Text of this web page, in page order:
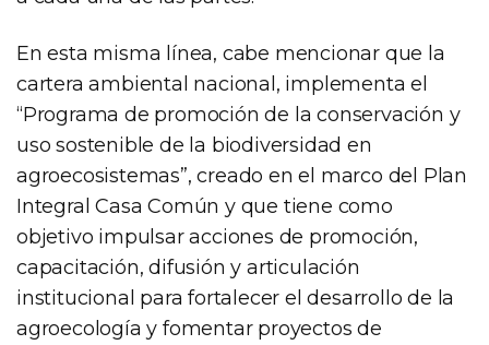
En esta misma línea, cabe mencionar que la
cartera ambiental nacional, implementa el
“Programa de promoción de la conservación y
uso sostenible de la biodiversidad en
agroecosistemas”, creado en el marco del Plan
Integral Casa Común y que tiene como
objetivo impulsar acciones de promoción,
capacitación, difusión y articulación
institucional para fortalecer el desarrollo de la
agroecología y fomentar proyectos de